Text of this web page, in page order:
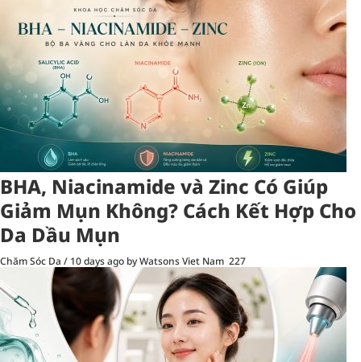
BHA, Niacinamide và Zinc Có Giúp
Giảm Mụn Không? Cách Kết Hợp Cho
Da Dầu Mụn
Chăm Sóc Da / 10 days ago by Watsons Viet Nam 227